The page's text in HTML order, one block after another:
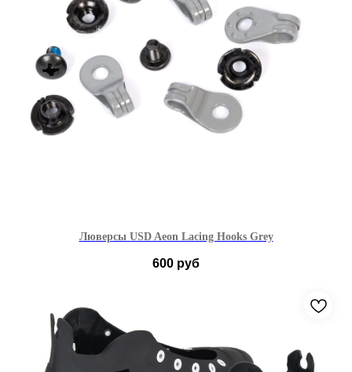
Люверсы USD Aeon Lacing Hooks Grey
600 руб